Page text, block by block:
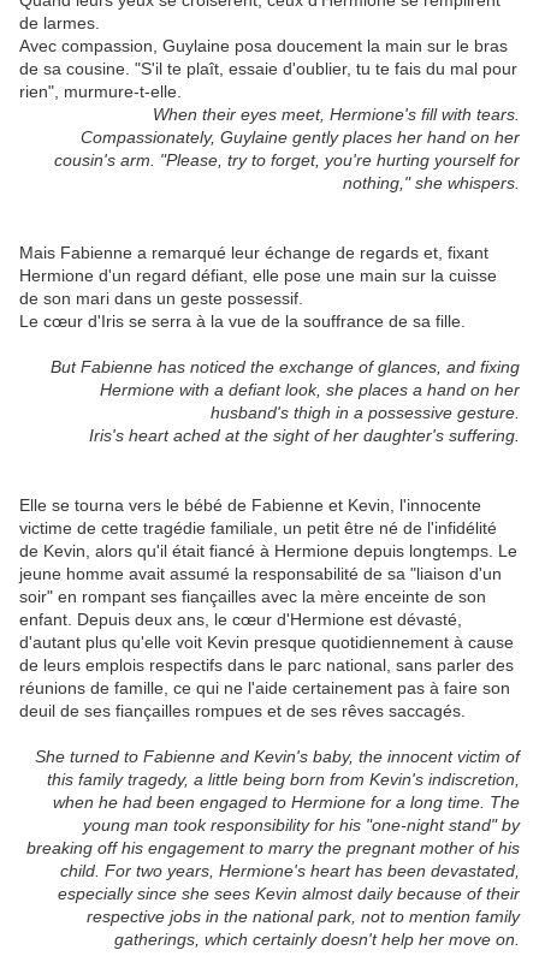
de larmes.
Avec compassion, Guylaine posa doucement la main sur le bras
de sa cousine. "S'il te plaît, essaie d'oublier, tu te fais du mal pour
rien", murmure-t-elle.
When their eyes meet, Hermione's fill with tears.
Compassionately, Guylaine gently places her hand on her
cousin's arm. "Please, try to forget, you're hurting yourself for
nothing," she whispers.
Mais Fabienne a remarqué leur échange de regards et, fixant
Hermione d'un regard défiant, elle pose une main sur la cuisse
de son mari dans un geste possessif.
Le cœur d'Iris se serra à la vue de la souffrance de sa fille.
But Fabienne has noticed the exchange of glances, and fixing
Hermione with a defiant look, she places a hand on her
husband's thigh in a possessive gesture.
Iris's heart ached at the sight of her daughter's suffering.
Elle se tourna vers le bébé de Fabienne et Kevin, l'innocente
victime de cette tragédie familiale, un petit être né de l'infidélité
de Kevin, alors qu'il était fiancé à Hermione depuis longtemps. Le
jeune homme avait assumé la responsabilité de sa "liaison d'un
soir" en rompant ses fiançailles avec la mère enceinte de son
enfant. Depuis deux ans, le cœur d'Hermione est dévasté,
d'autant plus qu'elle voit Kevin presque quotidiennement à cause
de leurs emplois respectifs dans le parc national, sans parler des
réunions de famille, ce qui ne l'aide certainement pas à faire son
deuil de ses fiançailles rompues et de ses rêves saccagés.
She turned to Fabienne and Kevin's baby, the innocent victim of
this family tragedy, a little being born from Kevin's indiscretion,
when he had been engaged to Hermione for a long time. The
young man took responsibility for his "one-night stand" by
breaking off his engagement to marry the pregnant mother of his
child. For two years, Hermione's heart has been devastated,
especially since she sees Kevin almost daily because of their
respective jobs in the national park, not to mention family
gatherings, which certainly doesn't help her move on.